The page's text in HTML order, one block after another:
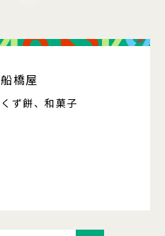
船橋屋
くず餅、和菓子